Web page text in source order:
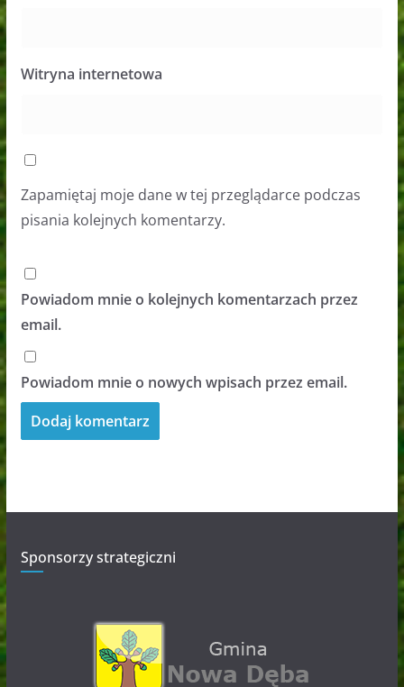
Witryna internetowa
Zapamiętaj moje dane w tej przeglądarce podczas
pisania kolejnych komentarzy.
Powiadom mnie o kolejnych komentarzach przez
email.
Powiadom mnie o nowych wpisach przez email.
Sponsorzy strategiczni